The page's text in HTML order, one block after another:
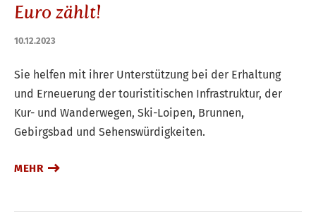
Euro zählt!
10.12.2023
Sie helfen mit ihrer Unterstützung bei der Erhaltung
und Erneuerung der touristitischen Infrastruktur, der
Kur- und Wanderwegen, Ski-Loipen, Brunnen,
Gebirgsbad und Sehenswürdigkeiten.
MEHR